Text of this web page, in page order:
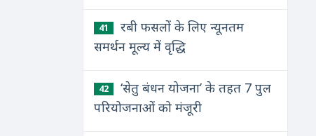
41
रबी फसलों के लिए न्यूनतम
समर्थन मूल्य में वृद्धि
42
‘सेतु बंधन योजना’ के तहत 7 पुल
परियोजनाओं को मंजूरी